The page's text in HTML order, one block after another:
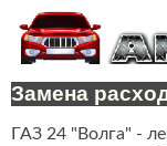
Замена
ГАЗ 24 "Волга" -